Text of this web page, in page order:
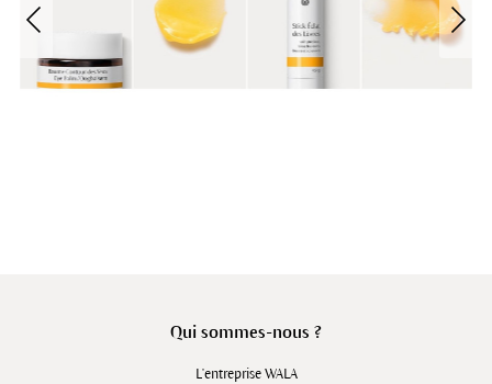
Qui sommes-nous ?
L'entreprise WALA